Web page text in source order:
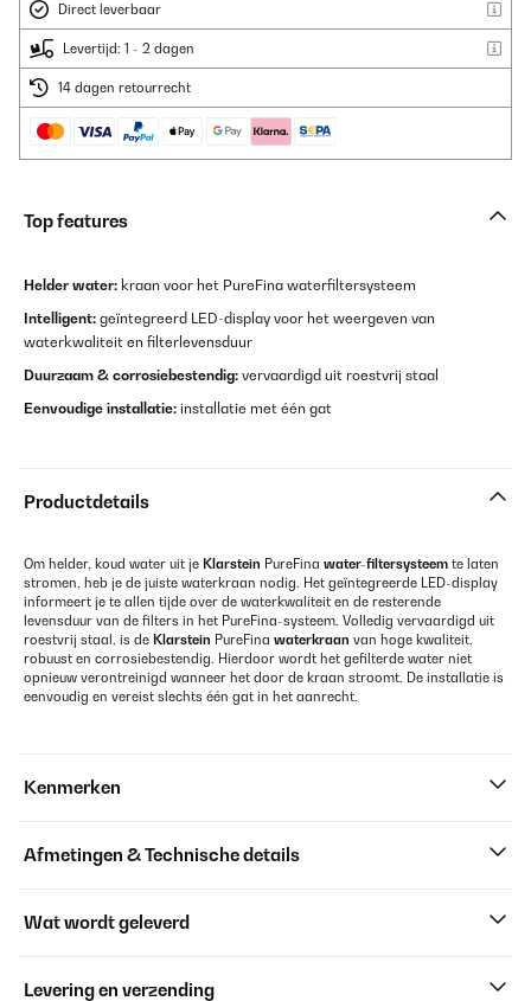
Direct leverbaar
Levertijd: 1 - 2 dagen
14 dagen retourrecht
Top features
Helder water: kraan voor het PureFina waterfiltersysteem
Intelligent: geïntegreerd LED-display voor het weergeven van
waterkwaliteit en filterlevensduur
Duurzaam & corrosiebestendig: vervaardigd uit roestvrij staal
Eenvoudige installatie: installatie met één gat
Productdetails
Om helder, koud water uit je Klarstein PureFina water-filtersysteem te laten
stromen, heb je de juiste waterkraan nodig. Het geïntegreerde LED-display
informeert je te allen tijde over de waterkwaliteit en de resterende
levensduur van de filters in het PureFina-systeem. Volledig vervaardigd uit
roestvrij staal, is de Klarstein PureFina waterkraan van hoge kwaliteit,
robuust en corrosiebestendig. Hierdoor wordt het gefilterde water niet
opnieuw verontreinigd wanneer het door de kraan stroomt. De installatie is
eenvoudig en vereist slechts één gat in het aanrecht.
Kenmerken
Afmetingen & Technische details
Wat wordt geleverd
Levering en verzending